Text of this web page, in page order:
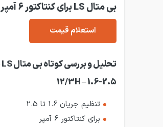
بی متال LS برای کنتاکتور 6 آمپر مدل MT-12/3H – 1.6-2.5
استعلام قیمت
12/3H – 1.6-2.5
تنظیم جریان 1.6 تا 2.5
برای کنتاکتور 6 آمپر